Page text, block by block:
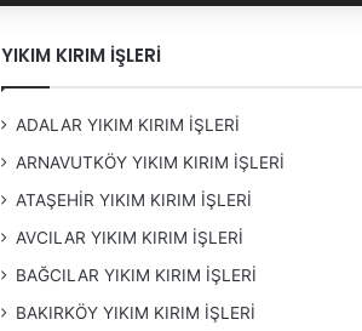
YIKIM KIRIM İŞLERİ
ADALAR YIKIM KIRIM İŞLERİ
ARNAVUTKÖY YIKIM KIRIM İŞLERİ
ATAŞEHİR YIKIM KIRIM İŞLERİ
AVCILAR YIKIM KIRIM İŞLERİ
BAĞCILAR YIKIM KIRIM İŞLERİ
BAKIRKÖY YIKIM KIRIM İŞLERİ